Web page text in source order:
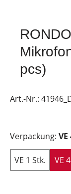
pcs)
Art.-Nr.:
Verpackung:
VE 1 Stk. VE